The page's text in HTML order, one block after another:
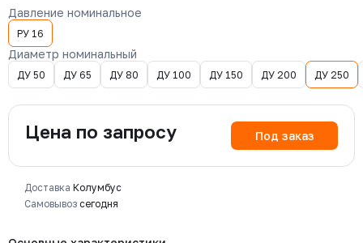
Давление номинальное
РУ 16
Диаметр номинальный
ДУ 50 ДУ 65 ДУ 80 ДУ 100 ДУ 150 ДУ 200 ДУ 250
Цена по запросу Под заказ
Доставка Колумбус
Самовывоз сегодня